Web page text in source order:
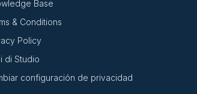
Base
& Conditions
Policy
di Studio
configuración de privacidad